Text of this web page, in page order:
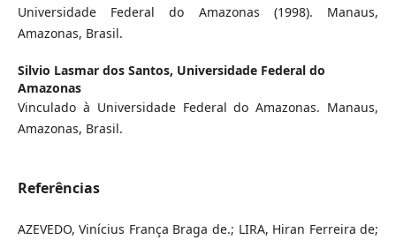
Universidade Federal do Amazonas (1998). Manaus,
Amazonas, Brasil.
Silvio Lasmar dos Santos, Universidade Federal do
Amazonas
Vinculado à Universidade Federal do Amazonas. Manaus,
Amazonas, Brasil.
Referências
AZEVEDO, Vinícius França Braga de.; LIRA, Hiran Ferreira de;